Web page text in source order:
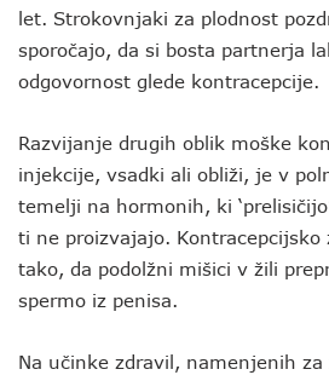
let. Strokovnjaki za plodnost
sporočajo, da si bosta partnerja
odgovornost glede kontracepcije.
Razvijanje drugih oblik moške
injekcije, vsadki ali obliži, je v
temelji na hormonih, ki
ti ne proizvajajo.
tako, da podolžni mišici v žili
spermo iz penisa.
Na učinke zdravil, namenjenih